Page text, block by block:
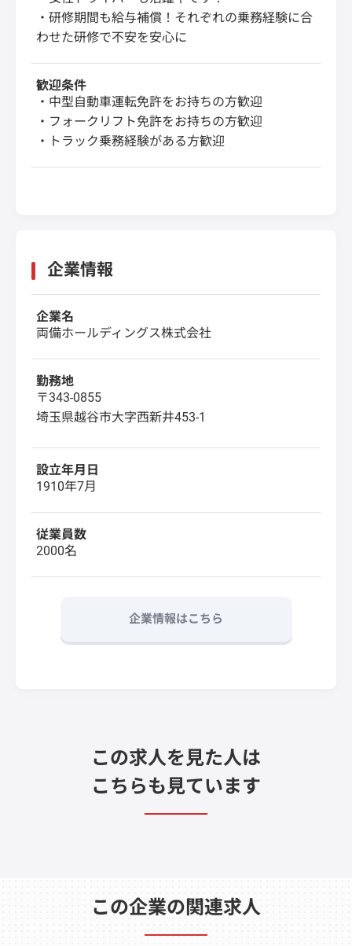
・研修期間も給与補償！それぞれの乗務経験に合
わせた研修で不安を安心に
歓迎条件
・中型自動車運転免許をお持ちの方歓迎
・フォークリフト免許をお持ちの方歓迎
・トラック乗務経験がある方歓迎
企業情報
企業名
両備ホールディングス株式会社
勤務地
〒343-0855
埼玉県越谷市大字西新井453-1
設立年月日
1910年7月
従業員数
2000名
企業情報はこちら
この求人を見た人は
こちらも見ています
この企業の関連求人